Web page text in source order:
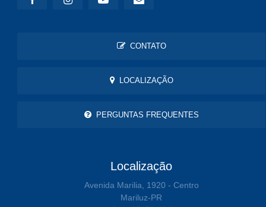
CONTATO
LOCALIZAÇÃO
PERGUNTAS FREQUENTES
Localização
Avenida Marilia, 1920 - Centro
Mariluz-PR